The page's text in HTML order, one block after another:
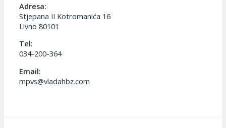
Adresa:
Stjepana II Kotromanića 16
Livno 80101
Tel:
034-200-364
Email:
mpvs@vladahbz.com